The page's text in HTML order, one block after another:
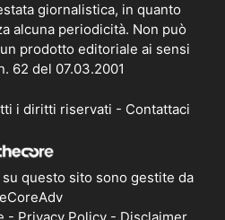
giornalistica, in quanto
alcuna periodicità. Non può
prodotto editoriale ai sensi
62 del 07.03.2001
i diritti riservati - Contattaci
questo sito sono gestite da